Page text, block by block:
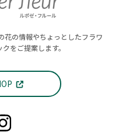
花の情報やちょっとしたフラワ
をご提案します。